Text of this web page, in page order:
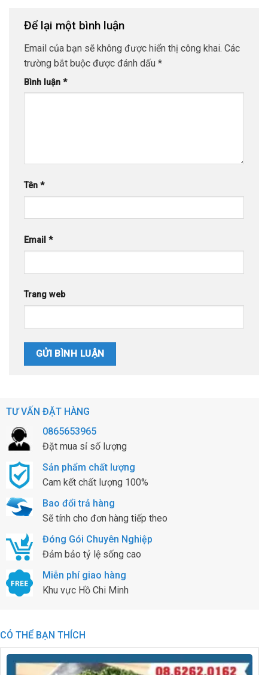
TƯ VẤN ĐẶT HÀNG
0865653965
Đặt mua sỉ số lượng
Sản phẩm chất lượng
Cam kết chất lượng 100%
Bao đổi trả hàng
Sẽ tính cho đơn hàng tiếp theo
Đóng Gói Chuyên Nghiệp
Đảm bảo tỷ lệ sống cao
Miễn phí giao hàng
Khu vực Hồ Chi Minh
CÓ THỂ BẠN THÍCH
Để lại một bình luận
Email của bạn sẽ không được hiển thị công khai. Các
trường bắt buộc được đánh dấu *
Bình luận *
Tên *
Email *
Trang web